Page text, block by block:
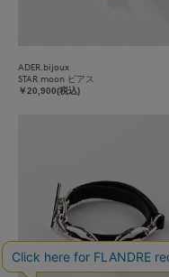
ADER.bijoux
STAR moon ピアス
￥20,900(税込)